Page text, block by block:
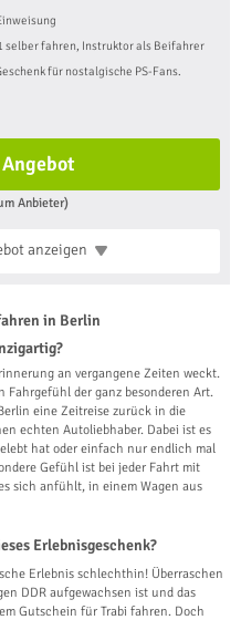
selber fahren, Instruktor als Beifahrer
für nostalgische PS-Fans.
Anbieter)
anzeigen
in Berlin
an vergangene Zeiten weckt.
Fahrgefühl der ganz besonderen Art.
eine Zeitreise zurück in die
echten Autoliebhaber. Dabei ist es
hat oder einfach nur endlich mal
Gefühl ist bei jeder Fahrt mit
sich anfühlt, in einem Wagen aus
Erlebnisgeschenk?
Erlebnis schlechthin! Überraschen
DDR aufgewachsen ist und das
Gutschein für Trabi fahren. Doch